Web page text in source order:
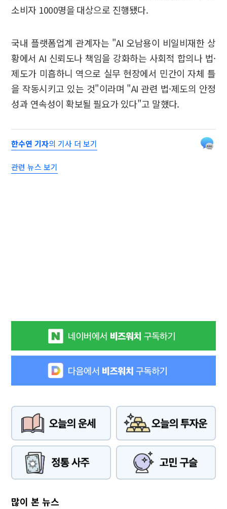
소비자 1000명을 대상으로 진행됐다.
국내 플랫폼업계 관계자는 "AI 오남용이 비일비재한 상
황에서 AI 신뢰도나 책임을 강화하는 사회적 합의나 법·
제도가 미흡하니 역으로 실무 현장에서 민간이 자체 틀
을 작동시키고 있는 것"이라며 "AI 관련 법·제도의 안정
성과 연속성이 확보될 필요가 있다"고 말했다.
한수연 기자의 기사 더 보기
관련 뉴스 보기
많이 본 뉴스